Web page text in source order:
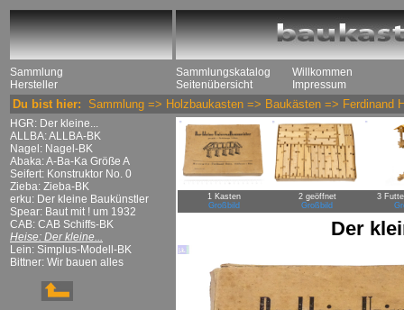
Sammlung
Hersteller
Sammlungskatalog
Seitenübersicht
Willkommen
Impressum
Du bist hier: Sammlung => Holzbaukasten => Baukästen => Ferdinand
HGR: Der kleine...
ALLBA: ALLBA-BK
Nagel: Nagel-BK
Abaka: A-Ba-Ka Größe A
Seifert: Konstruktor No. 0
Zieba: Zieba-BK
erku: Der kleine Baukünstler
Spear: Baut mit ! um 1932
CAB: CAB Schiffs-BK
Heise: Der kleine...
Lein: Simplus-Modell-BK
Bittner: Wir bauen alles
1 Kasten
Großbild
2 geöffnet
Großbild
3
Der